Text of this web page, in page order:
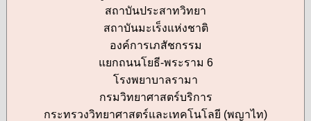
สถาบันประสาทวิทยา
สถาบันมะเร็งแห่งชาติ
องค์การเภสัชกรรม
แยกถนนโยธี-พระราม 6
โรงพยาบาลรามา
กรมวิทยาศาสตร์บริการ
กระทรวงวิทยาศาสตร์และเทคโนโลยี (พญาไท)